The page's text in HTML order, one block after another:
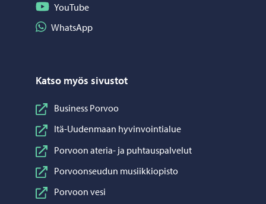
Seuraa YouTube
YouTube
Jaa WhatsApp
WhatsApp
Katso myös sivustot
Business Porvoo
Itä-Uudenmaan hyvinvointialue
Porvoon ateria- ja puhtauspalvelut
Porvoonseudun musiikkiopisto
Porvoon vesi